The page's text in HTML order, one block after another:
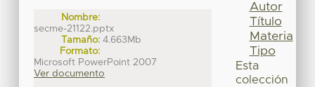
Nombre:
secme-21122.pptx
Tamaño: 4.663Mb
Formato:
Microsoft PowerPoint 2007
Ver documento
Autor
Título
Materia
Tipo
Esta
colección